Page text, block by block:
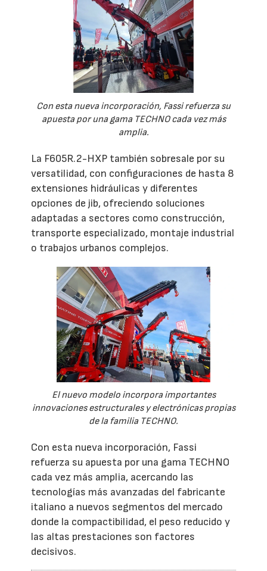
Con esta nueva incorporación, Fassi refuerza su
apuesta por una gama TECHNO cada vez más
amplia.
La F605R.2-HXP también sobresale por su
versatilidad, con configuraciones de hasta 8
extensiones hidráulicas y diferentes
opciones de jib, ofreciendo soluciones
adaptadas a sectores como construcción,
transporte especializado, montaje industrial
o trabajos urbanos complejos.
El nuevo modelo incorpora importantes
innovaciones estructurales y electrónicas propias
de la familia TECHNO.
Con esta nueva incorporación, Fassi
refuerza su apuesta por una gama TECHNO
cada vez más amplia, acercando las
tecnologías más avanzadas del fabricante
italiano a nuevos segmentos del mercado
donde la compactibilidad, el peso reducido y
las altas prestaciones son factores
decisivos.